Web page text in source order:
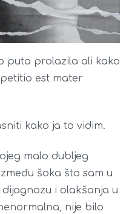
puta prolazila ali kako
est mater
kako ja to vidim.
malo dubljeg
šoka što sam u
i olakšanja u
nije bilo